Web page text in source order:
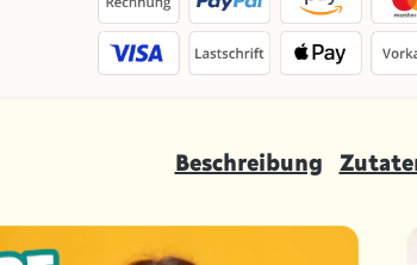
Beschreibung